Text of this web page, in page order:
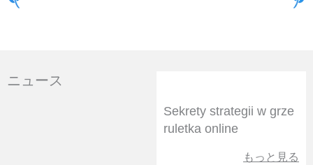
ニュース
Sekrety strategii w grze
ruletka online
もっと見る
ジ ジジ ジジ